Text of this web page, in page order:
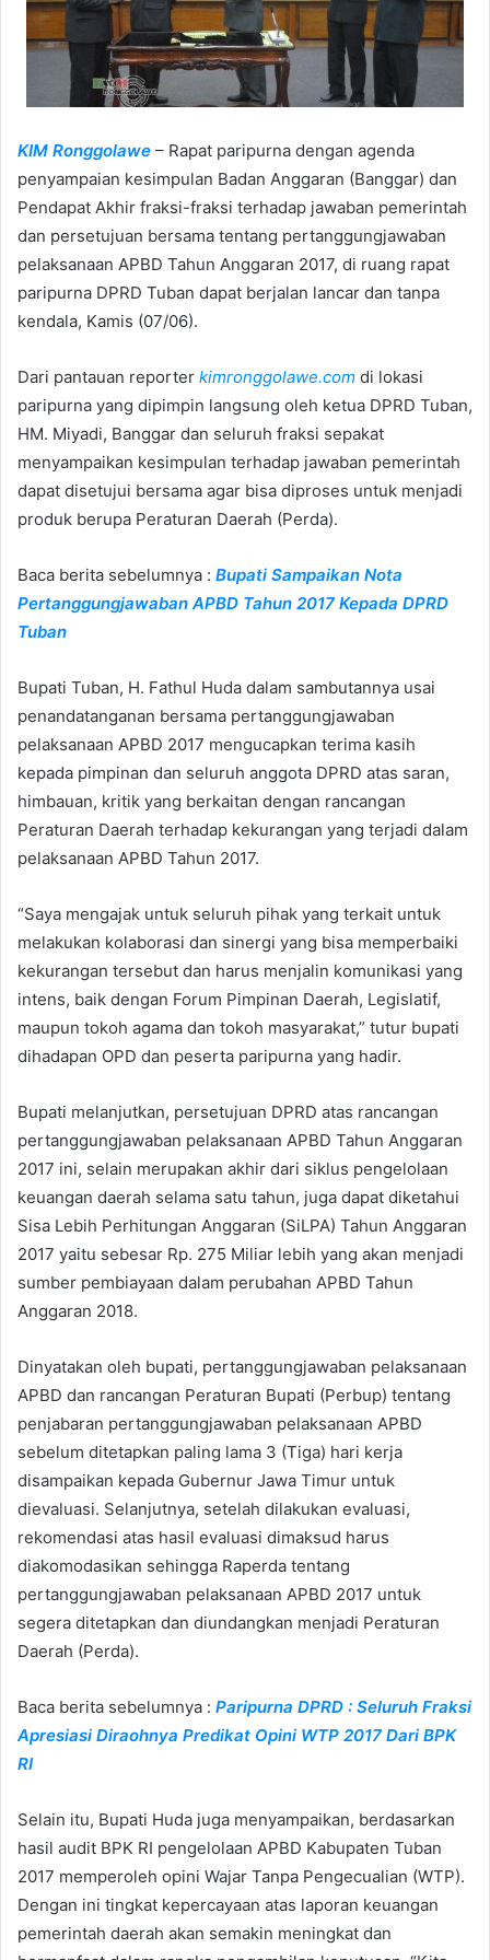
KIM Ronggolawe – Rapat paripurna dengan agenda
penyampaian kesimpulan Badan Anggaran (Banggar) dan
Pendapat Akhir fraksi-fraksi terhadap jawaban pemerintah
dan persetujuan bersama tentang pertanggungjawaban
pelaksanaan APBD Tahun Anggaran 2017, di ruang rapat
paripurna DPRD Tuban dapat berjalan lancar dan tanpa
kendala, Kamis (07/06).
Dari pantauan reporter kimronggolawe.com di lokasi
paripurna yang dipimpin langsung oleh ketua DPRD Tuban,
HM. Miyadi, Banggar dan seluruh fraksi sepakat
menyampaikan kesimpulan terhadap jawaban pemerintah
dapat disetujui bersama agar bisa diproses untuk menjadi
produk berupa Peraturan Daerah (Perda).
Baca berita sebelumnya : Bupati Sampaikan Nota
Pertanggungjawaban APBD Tahun 2017 Kepada DPRD
Tuban
Bupati Tuban, H. Fathul Huda dalam sambutannya usai
penandatanganan bersama pertanggungjawaban
pelaksanaan APBD 2017 mengucapkan terima kasih
kepada pimpinan dan seluruh anggota DPRD atas saran,
himbauan, kritik yang berkaitan dengan rancangan
Peraturan Daerah terhadap kekurangan yang terjadi dalam
pelaksanaan APBD Tahun 2017.
“Saya mengajak untuk seluruh pihak yang terkait untuk
melakukan kolaborasi dan sinergi yang bisa memperbaiki
kekurangan tersebut dan harus menjalin komunikasi yang
intens, baik dengan Forum Pimpinan Daerah, Legislatif,
maupun tokoh agama dan tokoh masyarakat,” tutur bupati
dihadapan OPD dan peserta paripurna yang hadir.
Bupati melanjutkan, persetujuan DPRD atas rancangan
pertanggungjawaban pelaksanaan APBD Tahun Anggaran
2017 ini, selain merupakan akhir dari siklus pengelolaan
keuangan daerah selama satu tahun, juga dapat diketahui
Sisa Lebih Perhitungan Anggaran (SiLPA) Tahun Anggaran
2017 yaitu sebesar Rp. 275 Miliar lebih yang akan menjadi
sumber pembiayaan dalam perubahan APBD Tahun
Anggaran 2018.
Dinyatakan oleh bupati, pertanggungjawaban pelaksanaan
APBD dan rancangan Peraturan Bupati (Perbup) tentang
penjabaran pertanggungjawaban pelaksanaan APBD
sebelum ditetapkan paling lama 3 (Tiga) hari kerja
disampaikan kepada Gubernur Jawa Timur untuk
dievaluasi. Selanjutnya, setelah dilakukan evaluasi,
rekomendasi atas hasil evaluasi dimaksud harus
diakomodasikan sehingga Raperda tentang
pertanggungjawaban pelaksanaan APBD 2017 untuk
segera ditetapkan dan diundangkan menjadi Peraturan
Daerah (Perda).
Baca berita sebelumnya : Paripurna DPRD : Seluruh Fraksi
Apresiasi Diraohnya Predikat Opini WTP 2017 Dari BPK
RI
Selain itu, Bupati Huda juga menyampaikan, berdasarkan
hasil audit BPK RI pengelolaan APBD Kabupaten Tuban
2017 memperoleh opini Wajar Tanpa Pengecualian (WTP).
Dengan ini tingkat kepercayaan atas laporan keuangan
pemerintah daerah akan semakin meningkat dan